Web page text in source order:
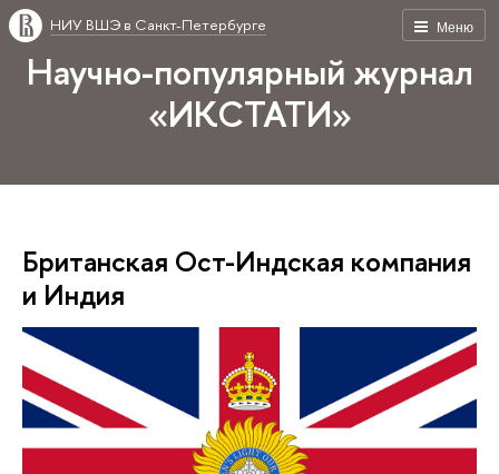
Меню
НИУ ВШЭ в Санкт-Петербурге
Научно-популярный журнал
«ИКСТАТИ»
Британская Ост-Индская компания
и Индия